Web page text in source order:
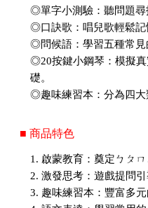
◎單字小測驗：聽問題尋
◎口訣歌：唱兒歌輕鬆記
◎問候語：學習五種常見
◎20按鍵小鋼琴：模擬
礎。
◎趣味練習本：分為四大
■ 商品特色
1. 啟蒙教育：奠定ㄅㄆ
2. 激發思考：遊戲提問
3. 趣味練習本：豐富多